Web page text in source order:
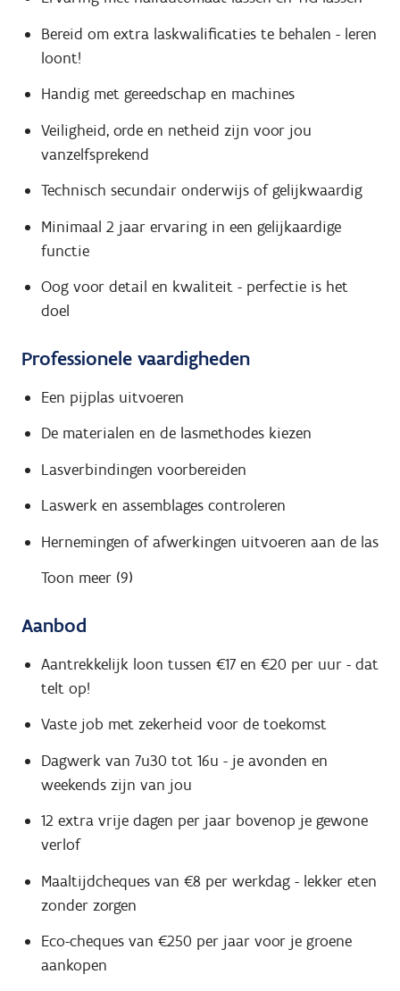
Bereid om extra laskwalificaties te behalen - leren
loont!
Handig met gereedschap en machines
Veiligheid, orde en netheid zijn voor jou
vanzelfsprekend
Technisch secundair onderwijs of gelijkwaardig
Minimaal 2 jaar ervaring in een gelijkaardige
functie
Oog voor detail en kwaliteit - perfectie is het
doel
Professionele vaardigheden
Een pijplas uitvoeren
De materialen en de lasmethodes kiezen
Lasverbindingen voorbereiden
Laswerk en assemblages controleren
Hernemingen of afwerkingen uitvoeren aan de las
Toon meer (9)
Aanbod
Aantrekkelijk loon tussen €17 en €20 per uur - dat
telt op!
Vaste job met zekerheid voor de toekomst
Dagwerk van 7u30 tot 16u - je avonden en
weekends zijn van jou
12 extra vrije dagen per jaar bovenop je gewone
verlof
Maaltijdcheques van €8 per werkdag - lekker eten
zonder zorgen
Eco-cheques van €250 per jaar voor je groene
aankopen